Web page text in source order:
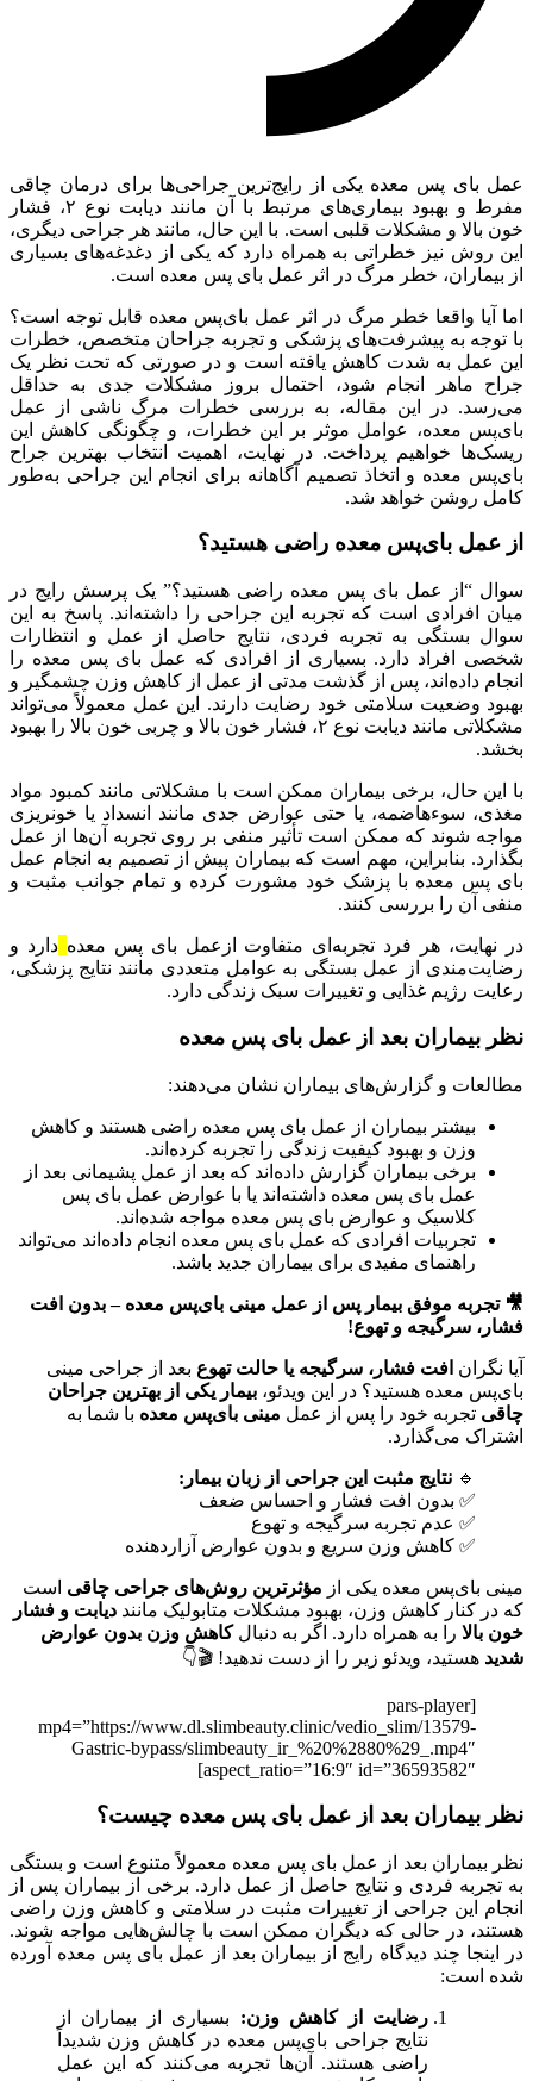
عمل بای‌ پس معده یکی از رایج‌ترین جراحی‌ها برای درمان چاقی
مفرط و بهبود بیماری‌های مرتبط با آن مانند دیابت نوع ۲، فشار
خون بالا و مشکلات قلبی است. با این حال، مانند هر جراحی دیگری،
این روش نیز خطراتی به همراه دارد که یکی از دغدغه‌های بسیاری
از بیماران، خطر مرگ در اثر عمل بای‌ پس معده است.
اما آیا واقعا خطر مرگ در اثر عمل بای‌پس معده قابل توجه است؟
با توجه به پیشرفت‌های پزشکی و تجربه جراحان متخصص، خطرات
این عمل به شدت کاهش یافته است و در صورتی که تحت نظر یک
جراح ماهر انجام شود، احتمال بروز مشکلات جدی به حداقل
می‌رسد. در این مقاله، به بررسی خطرات مرگ ناشی از عمل
بای‌پس معده، عوامل موثر بر این خطرات، و چگونگی کاهش این
ریسک‌ها خواهیم پرداخت. در نهایت، اهمیت انتخاب بهترین جراح
بای‌پس معده و اتخاذ تصمیم آگاهانه برای انجام این جراحی به‌طور
کامل روشن خواهد شد.
از عمل بای‌پس معده راضی هستید؟
سوال “از عمل بای‌ پس معده راضی هستید؟” یک پرسش رایج در
میان افرادی است که تجربه این جراحی را داشته‌اند. پاسخ به این
سوال بستگی به تجربه فردی، نتایج حاصل از عمل و انتظارات
شخصی افراد دارد. بسیاری از افرادی که عمل بای‌ پس معده را
انجام داده‌اند، پس از گذشت مدتی از عمل از کاهش وزن چشمگیر و
بهبود وضعیت سلامتی خود رضایت دارند. این عمل معمولاً می‌تواند
مشکلاتی مانند دیابت نوع ۲، فشار خون بالا و چربی خون بالا را بهبود
بخشد.
با این حال، برخی بیماران ممکن است با مشکلاتی مانند کمبود مواد
مغذی، سوءهاضمه، یا حتی عوارض جدی مانند انسداد یا خونریزی
مواجه شوند که ممکن است تأثیر منفی بر روی تجربه آن‌ها از عمل
بگذارد. بنابراین، مهم است که بیماران پیش از تصمیم به انجام عمل
بای‌ پس معده با پزشک خود مشورت کرده و تمام جوانب مثبت و
منفی آن را بررسی کنند.
در نهایت، هر فرد تجربه‌ای متفاوت ازعمل بای‌ پس معده دارد و
رضایت‌مندی از عمل بستگی به عوامل متعددی مانند نتایج پزشکی،
رعایت رژیم غذایی و تغییرات سبک زندگی دارد.
نظر بیماران بعد از عمل بای پس معده
مطالعات و گزارش‌های بیماران نشان می‌دهند:
بیشتر بیماران از عمل بای پس معده راضی هستند و کاهش
وزن و بهبود کیفیت زندگی را تجربه کرده‌اند.
برخی بیماران گزارش داده‌اند که بعد از عمل پشیمانی بعد از
عمل بای‌ پس معده داشته‌اند یا با عوارض عمل بای‌ پس
کلاسیک و عوارض بای‌ پس معده مواجه شده‌اند.
تجربیات افرادی که عمل بای پس معده انجام داده‌اند می‌تواند
راهنمای مفیدی برای بیماران جدید باشد.
🎥 تجربه موفق بیمار پس از عمل مینی بای‌پس معده – بدون افت
فشار، سرگیجه و تهوع!
آیا نگران افت فشار، سرگیجه یا حالت تهوع بعد از جراحی مینی
بای‌پس معده هستید؟ در این ویدئو، بیمار یکی از بهترین جراحان
چاقی تجربه خود را پس از عمل مینی بای‌پس معده با شما به
اشتراک می‌گذارد.
🔹 نتایج مثبت این جراحی از زبان بیمار:
✅ بدون افت فشار و احساس ضعف
✅ عدم تجربه سرگیجه و تهوع
✅ کاهش وزن سریع و بدون عوارض آزاردهنده
مینی بای‌پس معده یکی از مؤثرترین روش‌های جراحی چاقی است
که در کنار کاهش وزن، بهبود مشکلات متابولیک مانند دیابت و فشار
خون بالا را به همراه دارد. اگر به دنبالکاهش وزن بدون عوارض
شدید هستید، ویدئو زیر را از دست ندهید! 🎬👇
[pars-player
mp4=”https://www.dl.slimbeauty.clinic/vedio_slim/13579-
Gastric-bypass/slimbeauty_ir_%20%2880%29_.mp4″
aspect_ratio=”16:9″ id=”36593582″]
نظر بیماران بعد از عمل بای پس معده چیست؟
نظر بیماران بعد از عمل بای‌ پس معده معمولاً متنوع است و بستگی
به تجربه فردی و نتایج حاصل از عمل دارد. برخی از بیماران پس از
انجام این جراحی از تغییرات مثبت در سلامتی و کاهش وزن راضی
هستند، در حالی که دیگران ممکن است با چالش‌هایی مواجه شوند.
در اینجا چند دیدگاه رایج از بیماران بعد از عمل بای‌ پس معده آورده
شده است:
رضایت از کاهش وزن: بسیاری از بیماران از
نتایج جراحی بای‌پس معده در کاهش وزن شدیداً
راضی هستند. آن‌ها تجربه می‌کنند که این عمل